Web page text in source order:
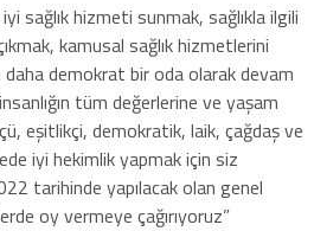
sağlık hizmeti sunmak, sağlıkla ilgili
kamusal sağlık hizmetlerini
demokrat bir oda olarak devam
tüm değerlerine ve yaşam
eşitlikçi, demokratik, laik, çağdaş ve
iyi hekimlik yapmak için siz
tarihinde yapılacak olan genel
oy vermeye çağırıyoruz”